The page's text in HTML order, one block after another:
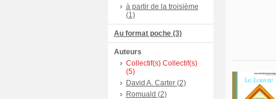
à partir de la troisième
(1)
Au format poche (3)
Auteurs
Collectif(s) Collectif(s)
(5)
David A. Carter (2)
Romuald (2)